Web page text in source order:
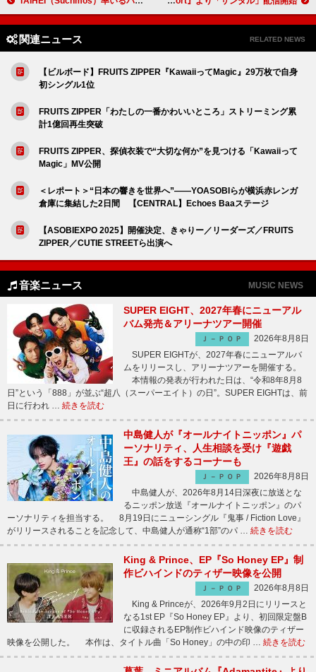
関連ニュース RELATED NEWS
【ビルボード】FRUITS ZIPPER『KawaiiってMagic』29万枚で自身
初シングル1位
FRUITS ZIPPER「わたしの一番かわいいところ」ストリーミング累
計1億回再生突破
FRUITS ZIPPER、探偵衣装で“大切な何か”を見つける「Kawaiiって
Magic」MV公開
＜レポート＞“日本の響きを世界へ”――YOASOBIらが横浜赤レンガ
倉庫に集結した2日間 【CENTRAL】Echoes Baaステージ
【ASOBIEXPO 2025】開催決定、きゃりー／リーダーズ／FRUITS
ZIPPER／CUTIE STREETら出演へ
音楽ニュース MUSIC NEWS
SUPER EIGHT、2027年春にニューアル
バム発売＆アリーナツアー開催
Ｊ－ＰＯＰ
2026年8月8日
SUPER EIGHTが、2027年春にニューアルバ
ムをリリースし、アリーナツアーを開催する。
本情報の発表が行われた日は、“令和8年8月8
日”という「888」が並ぶ“超八（スーパーエイト）の日”。SUPER EIGHTは、前
日に行われ … 続きを読む
中島健人が『オールナイトニッポン』パ
ーソナリティ、人生相談を受け『遊戯
王』の話をするコーナーも
Ｊ－ＰＯＰ
2026年8月8日
中島健人が、2026年8月14日深夜に放送とな
るニッポン放送『オールナイトニッポン』のパ
ーソナリティを担当する。 8月19日にニューシングル『鬼事 / Fiction Love』
がリリースされることを記念して、中島健人が通称“1部”のパ … 続きを読む
King & Prince、EP『So Honey EP』制
作ビハインドのティザー映像を公開
Ｊ－ＰＯＰ
2026年8月8日
King & Princeが、2026年9月2日にリリースと
なる1st EP『So Honey EP』より、初回限定盤B
に収録されるEP制作ビハインド映像のティザー
映像を公開した。 本作は、タイトル曲「So Honey」の中の印 … 続きを読む